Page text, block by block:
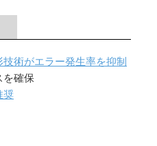
術がエラー発生率を抑制
を確保
奨